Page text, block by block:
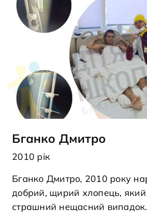
Бганко Дмитро
2010 рік
Бганко Дмитро, 2010 року
добрий, щирий хлопець,
страшний нещасний